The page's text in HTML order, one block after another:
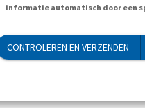
informatie automatisch door een
CONTROLEREN EN VERZENDEN